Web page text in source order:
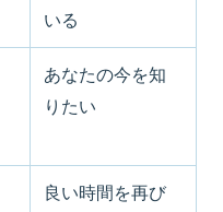
いる
あなたの今を知
りたい
良い時間を再び